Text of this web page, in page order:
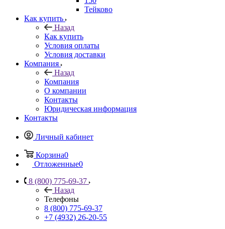
Тейково
Как купить
Назад
Как купить
Условия оплаты
Условия доставки
Компания
Назад
Компания
О компании
Контакты
Юридическая информация
Контакты
Личный кабинет
Корзина0
Отложенные0
8 (800) 775-69-37
Назад
Телефоны
8 (800) 775-69-37
+7 (4932) 26-20-55